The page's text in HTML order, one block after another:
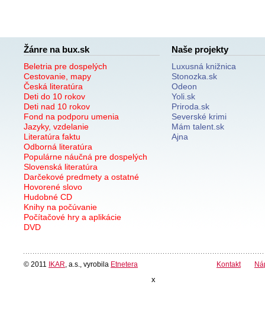
Žánre na bux.sk
Beletria pre dospelých
Cestovanie, mapy
Česká literatúra
Deti do 10 rokov
Deti nad 10 rokov
Fond na podporu umenia
Jazyky, vzdelanie
Literatúra faktu
Odborná literatúra
Populárne náučná pre dospelých
Slovenská literatúra
Darčekové predmety a ostatné
Hovorené slovo
Hudobné CD
Knihy na počúvanie
Počítačové hry a aplikácie
DVD
Naše projekty
Luxusná knižnica
Stonozka.sk
Odeon
Yoli.sk
Priroda.sk
Severské krimi
Mám talent.sk
Ajna
© 2011 IKAR , a.s., vyrobila Etnetera Kontakt
x